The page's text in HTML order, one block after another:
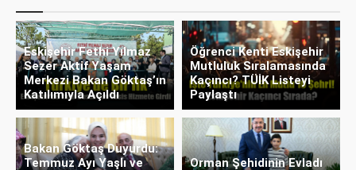
Eskişehir Fethi Yılmaz
Sezer Aktif Yaşam
Merkezi Bakan Göktaş’ın
Katılımıyla Açıldı
Öğrenci Kenti Eskişehir
Mutluluk Sıralamasında
Kaçıncı? TÜİK Listeyi
Paylaştı
Bakan Göktaş Duyurdu:
Temmuz Ayı Yaşlı ve
Orman Şehidinin Evladı